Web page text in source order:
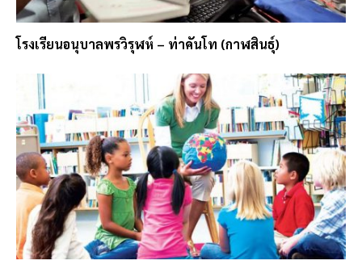
โรงเรียนอนุบาลพรวิรุฬห์ – ท่าคันโท (กาฬสินธุ์)